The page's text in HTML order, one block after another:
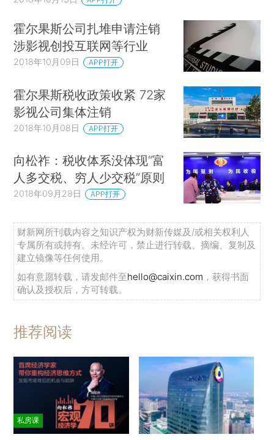
霍尔果斯公司扎堆申请注销
涉影视创投互联网等行业
2018年10月09日 APP打开
霍尔果斯税收政策收紧 72家
影视公司集体注销
2018年10月08日 APP打开
向松祚：税收体系没体现“富
人多交税、穷人少交税”原则
2018年09月28日 APP打开
财新网所刊载内容之知识产权为财新传媒及/或相关权利人
专属所有或持有。未经许可，禁止进行转载、摘编、复制及
建立镜像等任何使用。
如有意愿转载，请发邮件至hello@caixin.com ，获得书面
确认及授权后，方可转载。
推荐阅读
私房课